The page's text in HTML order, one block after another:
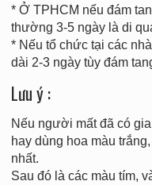
* Ở TPHCM nếu đám
thường 3-5 ngày là di
* Nếu tổ chức tại các
dài 2-3 ngày tùy đám
Lưu ý :
Nếu người mất đã có
hay dùng hoa màu
nhất.
Sau đó là các màu tím,